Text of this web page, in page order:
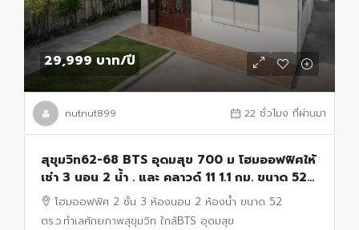
29,999 บาท/ปี
nutnut899 22 ชั่วโมง ที่ผ่านมา
สุขุมวิท62-68 BTS อุดมสุข 700 ม โฮมออฟฟิศให้
เช่า 3 นอน 2 น้ำ . และ คลาวด์ 11 1.1 กม. ขนาด 52
ตร.ว.เหมาะสำหรับ โฮมออฟฟิศ เข้า-ออกสะดวก
โฮมออฟฟิศ 2 ชั้น 3 ห้องนอน 2 ห้องน้ำ ขนาด 52
ตร.ว.ทำเลศักยภาพสุขุมวิท ใกล้BTS อุดมสุข